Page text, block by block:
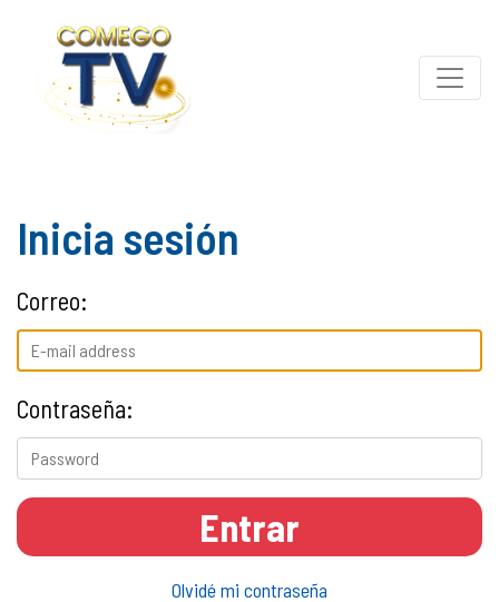
Inicia sesión
Correo:
Contraseña:
Entrar
Olvidé mi contraseña